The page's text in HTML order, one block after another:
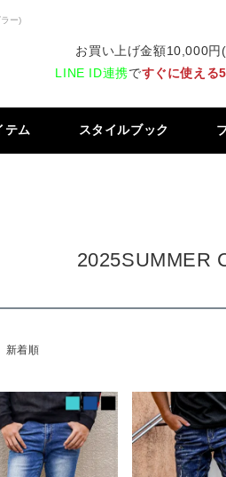
ー)
お買い上げ金額10,000円
LINE ID連携ですぐに使える
テム スタイルブック
2025SUMMER
新着順